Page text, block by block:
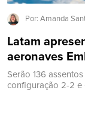
Por: Amanda
Latam
aeronaves
Serão 136
configuração 2-2 e